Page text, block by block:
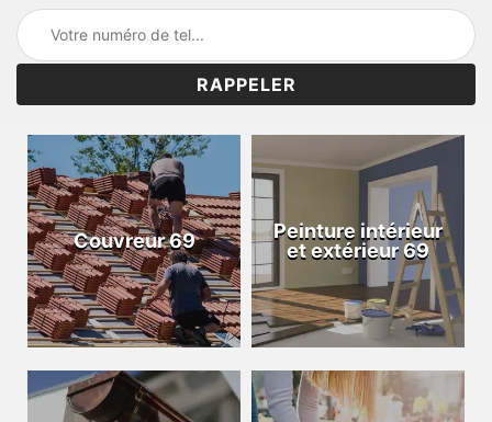
Couvreur 69
Peinture intérieur
et extérieur 69